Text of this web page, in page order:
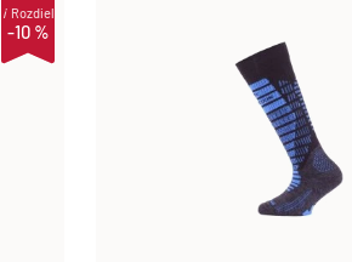
-10 %
iRozdiel